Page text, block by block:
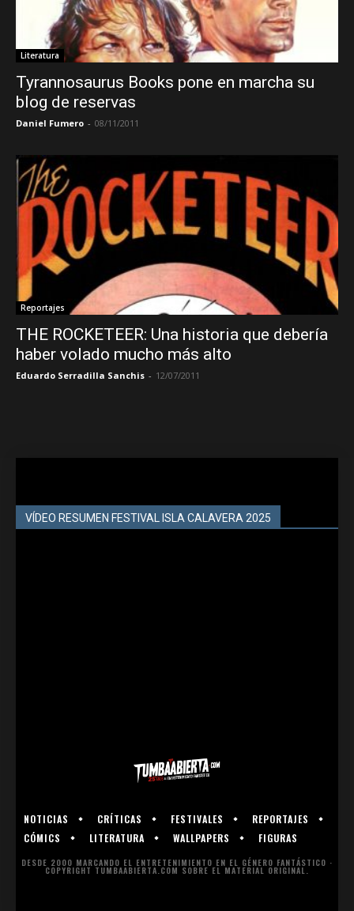
Literatura
Tyrannosaurus Books pone en marcha su
blog de reservas
Daniel Fumero - 08/11/2011
Reportajes
THE ROCKETEER: Una historia que debería
haber volado mucho más alto
Eduardo Serradilla Sanchis - 12/07/2011
VÍDEO RESUMEN FESTIVAL ISLA CALAVERA 2025
NOTICIAS CRÍTICAS FESTIVALES
REPORTAJES
CÓMICS
LITERATURA WALLPAPERS FIGURAS
DESDE 2000 MARCANDO EL ENTRETENIMIENTO EN EL GÉNERO FANTÁSTICO ·
COPYRIGHT TUMBAABIERTA.COM SOBRE EL MATERIAL ORIGINAL.